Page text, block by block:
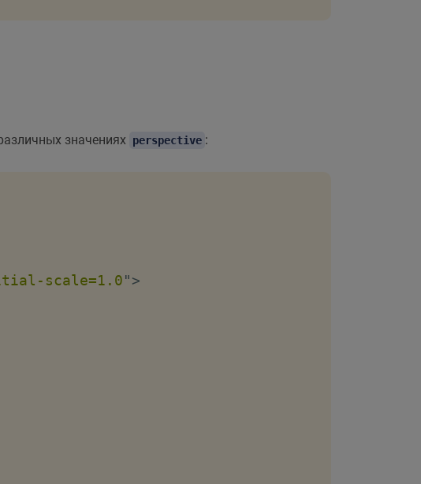
значениях perspective :
scale=1.0">